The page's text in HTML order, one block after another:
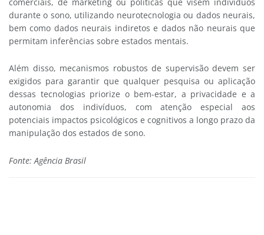
durante o sono, utilizando neurotecnologia ou dados neurais,
bem como dados neurais indiretos e dados não neurais que
permitam inferências sobre estados mentais.
Além disso, mecanismos robustos de supervisão devem ser
exigidos para garantir que qualquer pesquisa ou aplicação
dessas tecnologias priorize o bem-estar, a privacidade e a
autonomia dos indivíduos, com atenção especial aos
potenciais impactos psicológicos e cognitivos a longo prazo da
manipulação dos estados de sono.
Fonte: Agência Brasil